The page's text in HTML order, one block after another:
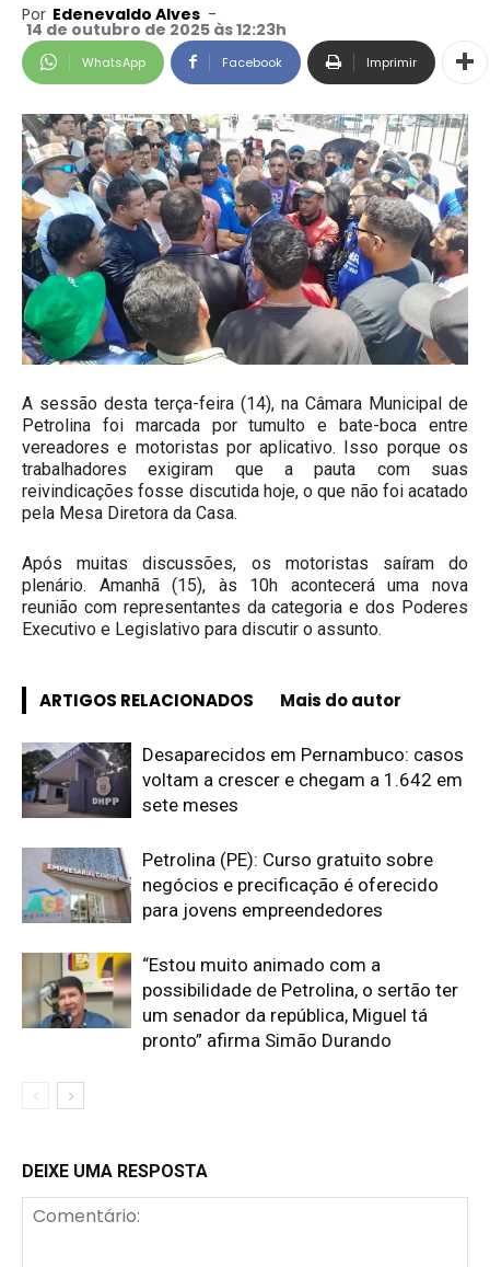
Por Edenevaldo Alves -
14 de outubro de 2025 às 12:23h
WhatsApp Facebook Imprimir
A sessão desta terça-feira (14), na Câmara Municipal de
Petrolina foi marcada por tumulto e bate-boca entre
vereadores e motoristas por aplicativo. Isso porque os
trabalhadores exigiram que a pauta com suas
reivindicações fosse discutida hoje, o que não foi acatado
pela Mesa Diretora da Casa.
Após muitas discussões, os motoristas saíram do
plenário. Amanhã (15), às 10h acontecerá uma nova
reunião com representantes da categoria e dos Poderes
Executivo e Legislativo para discutir o assunto.
ARTIGOS RELACIONADOS Mais do autor
Desaparecidos em Pernambuco: casos
voltam a crescer e chegam a 1.642 em
sete meses
Petrolina (PE): Curso gratuito sobre
negócios e precificação é oferecido
para jovens empreendedores
“Estou muito animado com a
possibilidade de Petrolina, o sertão ter
um senador da república, Miguel tá
pronto” afirma Simão Durando
DEIXE UMA RESPOSTA